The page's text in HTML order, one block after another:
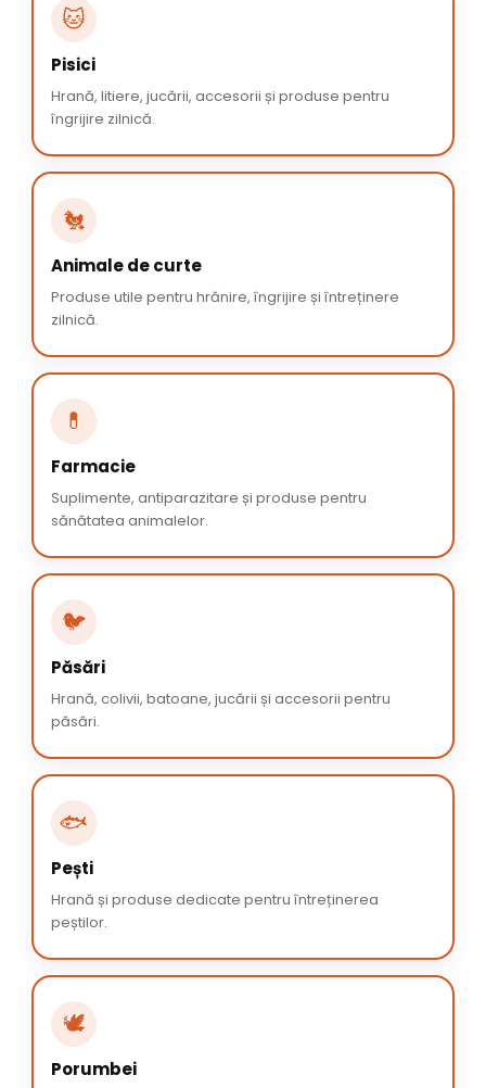
🐱
Pisici
Hrană, litiere, jucării, accesorii și produse pentru
îngrijire zilnică.
🐔
Animale de curte
Produse utile pentru hrănire, îngrijire și întreținere
zilnică.
💊
Farmacie
Suplimente, antiparazitare și produse pentru
sănătatea animalelor.
🐦
Păsări
Hrană, colivii, batoane, jucării și accesorii pentru
păsări.
🐟
Pești
Hrană și produse dedicate pentru întreținerea
peștilor.
🕊️
Porumbei